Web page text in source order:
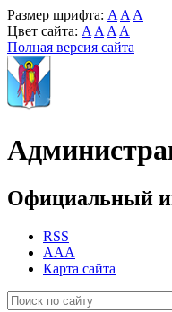
Размер шрифта: A A A
Цвет сайта: A A A A
Полная версия сайта
Официальный
RSS
AAA
Карта сайта